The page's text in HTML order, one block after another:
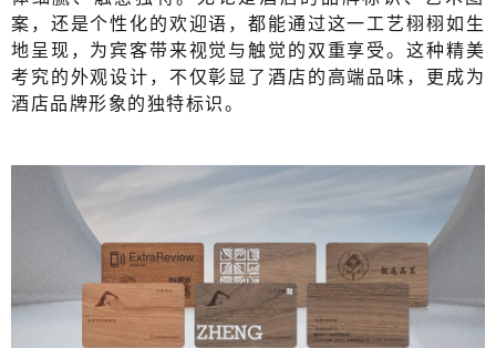
案，还是个性化的欢迎语，都能通过这一工艺栩栩如生
地呈现，为宾客带来视觉与触觉的双重享受。这种精美
考究的外观设计，不仅彰显了酒店的高端品味，更成为
酒店品牌形象的独特标识。